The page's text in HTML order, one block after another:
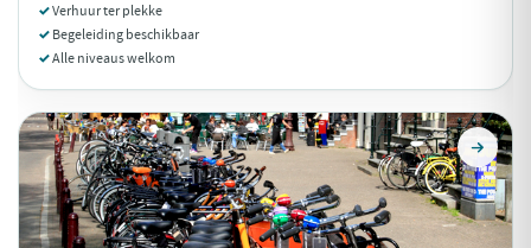
Verhuur ter plekke
Begeleiding beschikbaar
Alle niveaus welkom